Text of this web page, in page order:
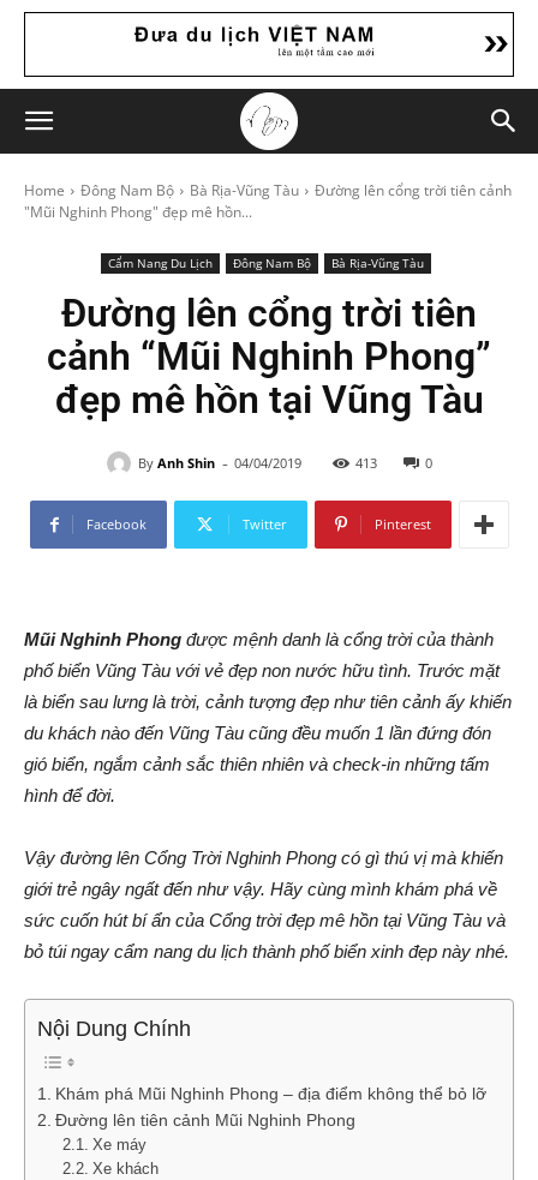
Home Đông Nam Bộ Bà Rịa-Vũng Tàu
Đường lên cổng trời tiên cảnh
"Mũi Nghinh Phong" đẹp mê hồn...
Cẩm Nang Du Lịch Đông Nam Bộ Bà Rịa-Vũng Tàu
Đường lên cổng trời tiên
cảnh “Mũi Nghinh Phong”
đẹp mê hồn tại Vũng Tàu
By Anh Shin - 04/04/2019 413 0
Facebook Twitter Pinterest
Mũi Nghinh Phong được mệnh danh là cổng trời của thành
phố biển Vũng Tàu với vẻ đẹp non nước hữu tình. Trước mặt
là biển sau lưng là trời, cảnh tượng đẹp như tiên cảnh ấy khiến
du khách nào đến Vũng Tàu cũng đều muốn 1 lần đứng đón
gió biển, ngắm cảnh sắc thiên nhiên và check-in những tấm
hình để đời.
Vậy đường lên Cổng Trời Nghinh Phong có gì thú vị mà khiến
giới trẻ ngây ngất đến như vậy. Hãy cùng mình khám phá về
sức cuốn hút bí ẩn của Cổng trời đẹp mê hồn tại Vũng Tàu và
bỏ túi ngay cẩm nang du lịch thành phố biển xinh đẹp này nhé.
Nội Dung Chính
Khám phá Mũi Nghinh Phong – địa điểm không thể bỏ lỡ
Đường lên tiên cảnh Mũi Nghinh Phong
Xe máy
Xe khách